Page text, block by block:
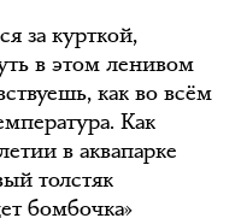
за курткой,
в этом ленивом
как во всём
Как
в аквапарке
толстяк
бомбочка»